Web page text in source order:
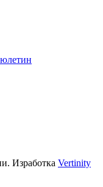
Изработка Vertinity